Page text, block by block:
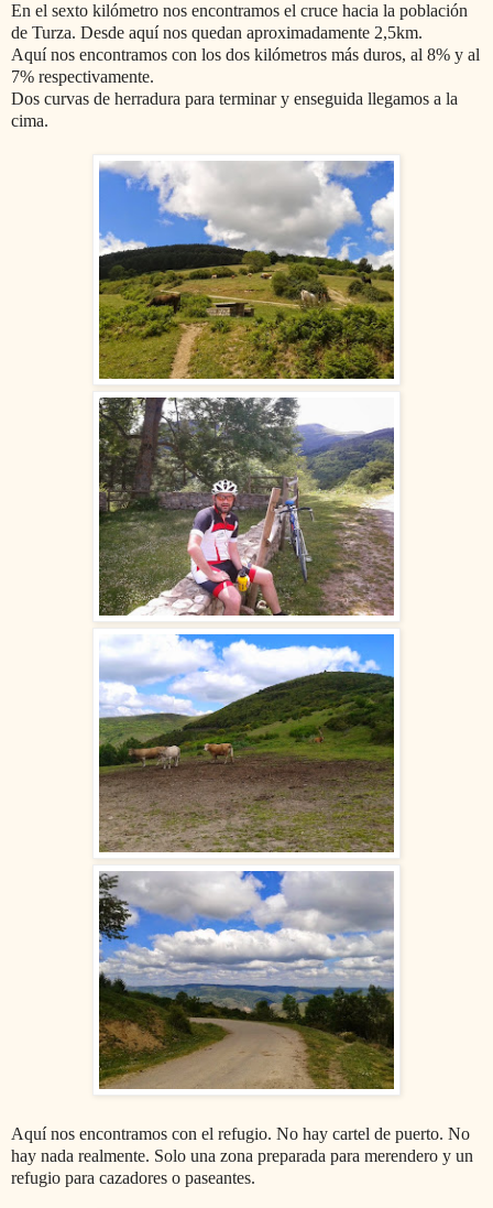
En el sexto kilómetro nos encontramos el cruce hacia la población
de Turza. Desde aquí nos quedan aproximadamente 2,5km.
Aquí nos encontramos con los dos kilómetros más duros, al 8% y al
7% respectivamente.
Dos curvas de herradura para terminar y enseguida llegamos a la
cima.
Aquí nos encontramos con el refugio. No hay cartel de puerto. No
hay nada realmente. Solo una zona preparada para merendero y un
refugio para cazadores o paseantes.